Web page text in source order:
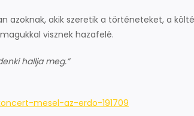
azoknak, akik szeretik a történeteket, a
visznek hazafelé.
hallja meg.”
mesel-az-erdo-191709